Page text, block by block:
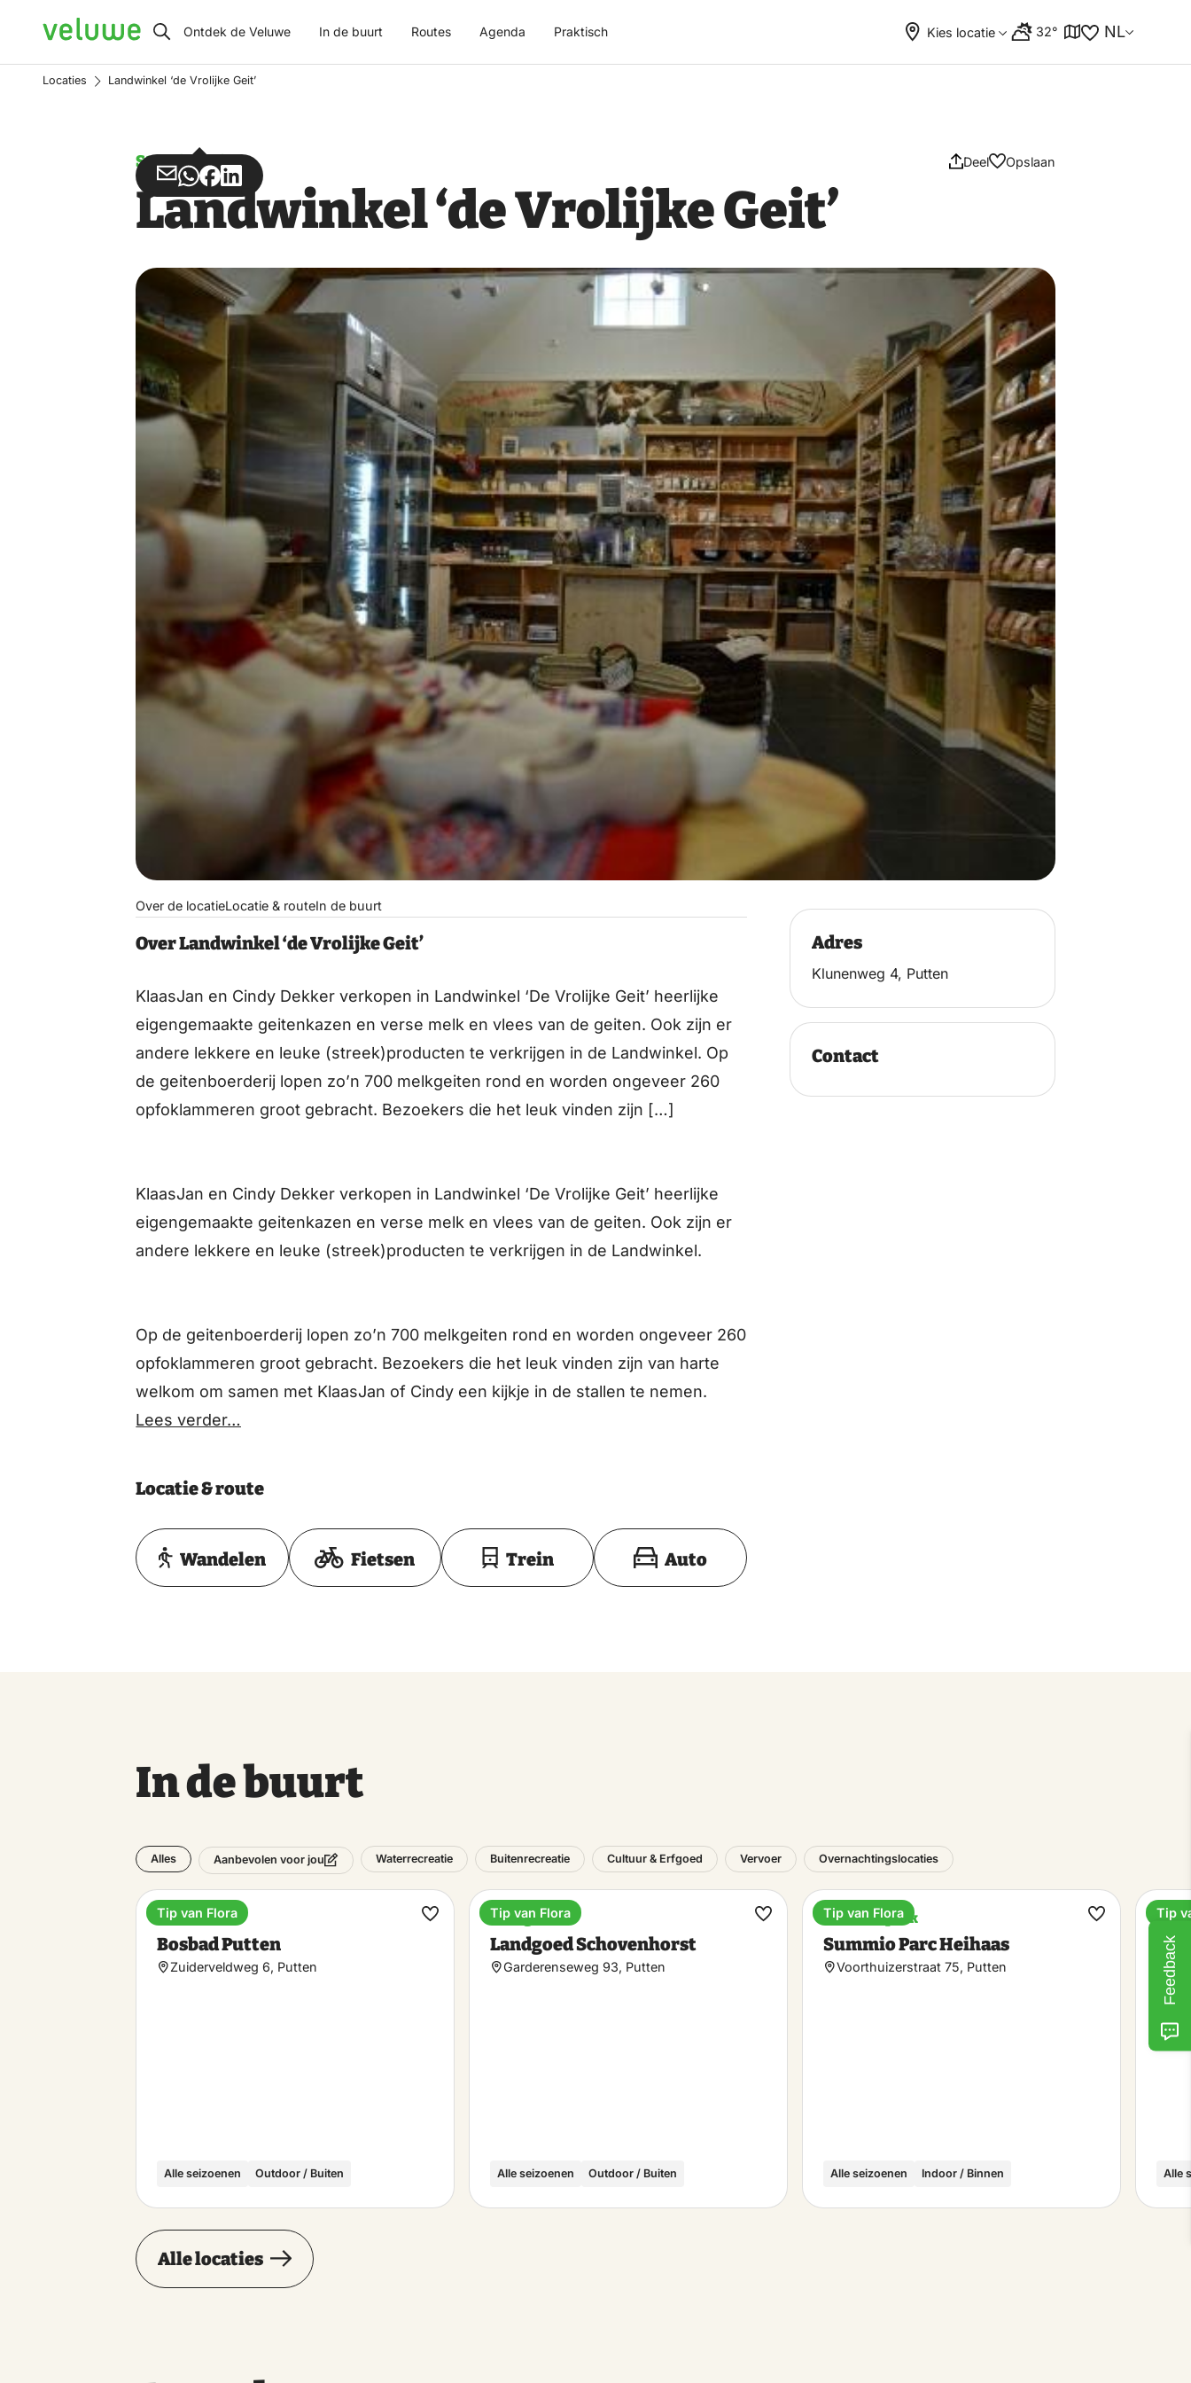
Veluwe Ontdek de Veluwe In de buurt Routes Agenda Praktisch Kies locatie 32° NL
Locaties Landwinkel ‘de Vrolijke Geit’
Streekproduct Deel
Deel
via
Deel
via
Deel
op
Deel
op
Opslaan
Landwinkel ‘de Vrolijke Geit’
Over de locatieLocatie & routeIn de buurt
Over Landwinkel ‘de Vrolijke Geit’
KlaasJan en Cindy Dekker verkopen in Landwinkel ‘De Vrolijke Geit’ heerlijke
eigengemaakte geitenkazen en verse melk en vlees van de geiten. Ook zijn er
andere lekkere en leuke (streek)producten te verkrijgen in de Landwinkel. Op
de geitenboerderij lopen zo’n 700 melkgeiten rond en worden ongeveer 260
opfoklammeren groot gebracht. Bezoekers die het leuk vinden zijn […]
KlaasJan en Cindy Dekker verkopen in Landwinkel ‘De Vrolijke Geit’ heerlijke
eigengemaakte geitenkazen en verse melk en vlees van de geiten. Ook zijn er
andere lekkere en leuke (streek)producten te verkrijgen in de Landwinkel.
Op de geitenboerderij lopen zo’n 700 melkgeiten rond en worden ongeveer 260
opfoklammeren groot gebracht. Bezoekers die het leuk vinden zijn van harte
welkom om samen met KlaasJan of Cindy een kijkje in de stallen te nemen.
Lees verder…
Locatie & route
Toon op kaart
Wandelen Fietsen Trein Auto
Adres
Klunenweg 4, Putten
Contact
In de buurt
Alles Aanbevolen voor jou Waterrecreatie Buitenrecreatie Cultuur & Erfgoed Vervoer Overnachtingslocaties
Buitenbad
Bosbad Putten
Zuiderveldweg 6, Putten
Alle seizoenen Outdoor / Buiten
Tip van Flora
Maak
Landgoed
Landgoed Schovenhorst
Garderenseweg 93, Putten
Alle seizoenen Outdoor / Buiten
Tip van Flora
Maak
Vakantiepark
Summio Parc Heihaas
Voorthuizerstraat 75, Putten
Alle seizoenen Indoor / Binnen
Tip van Flora
Maak
Alle
Tip
Alle locaties
Feedback